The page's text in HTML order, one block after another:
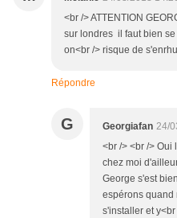
<br /> ATTENTION
sur londres il faut bien
on<br /> risque de
Répondre
G Georgiafan 24/
<br /> <br /> Oui
chez moi
George s'est
espérons quand
s'installer et y<br